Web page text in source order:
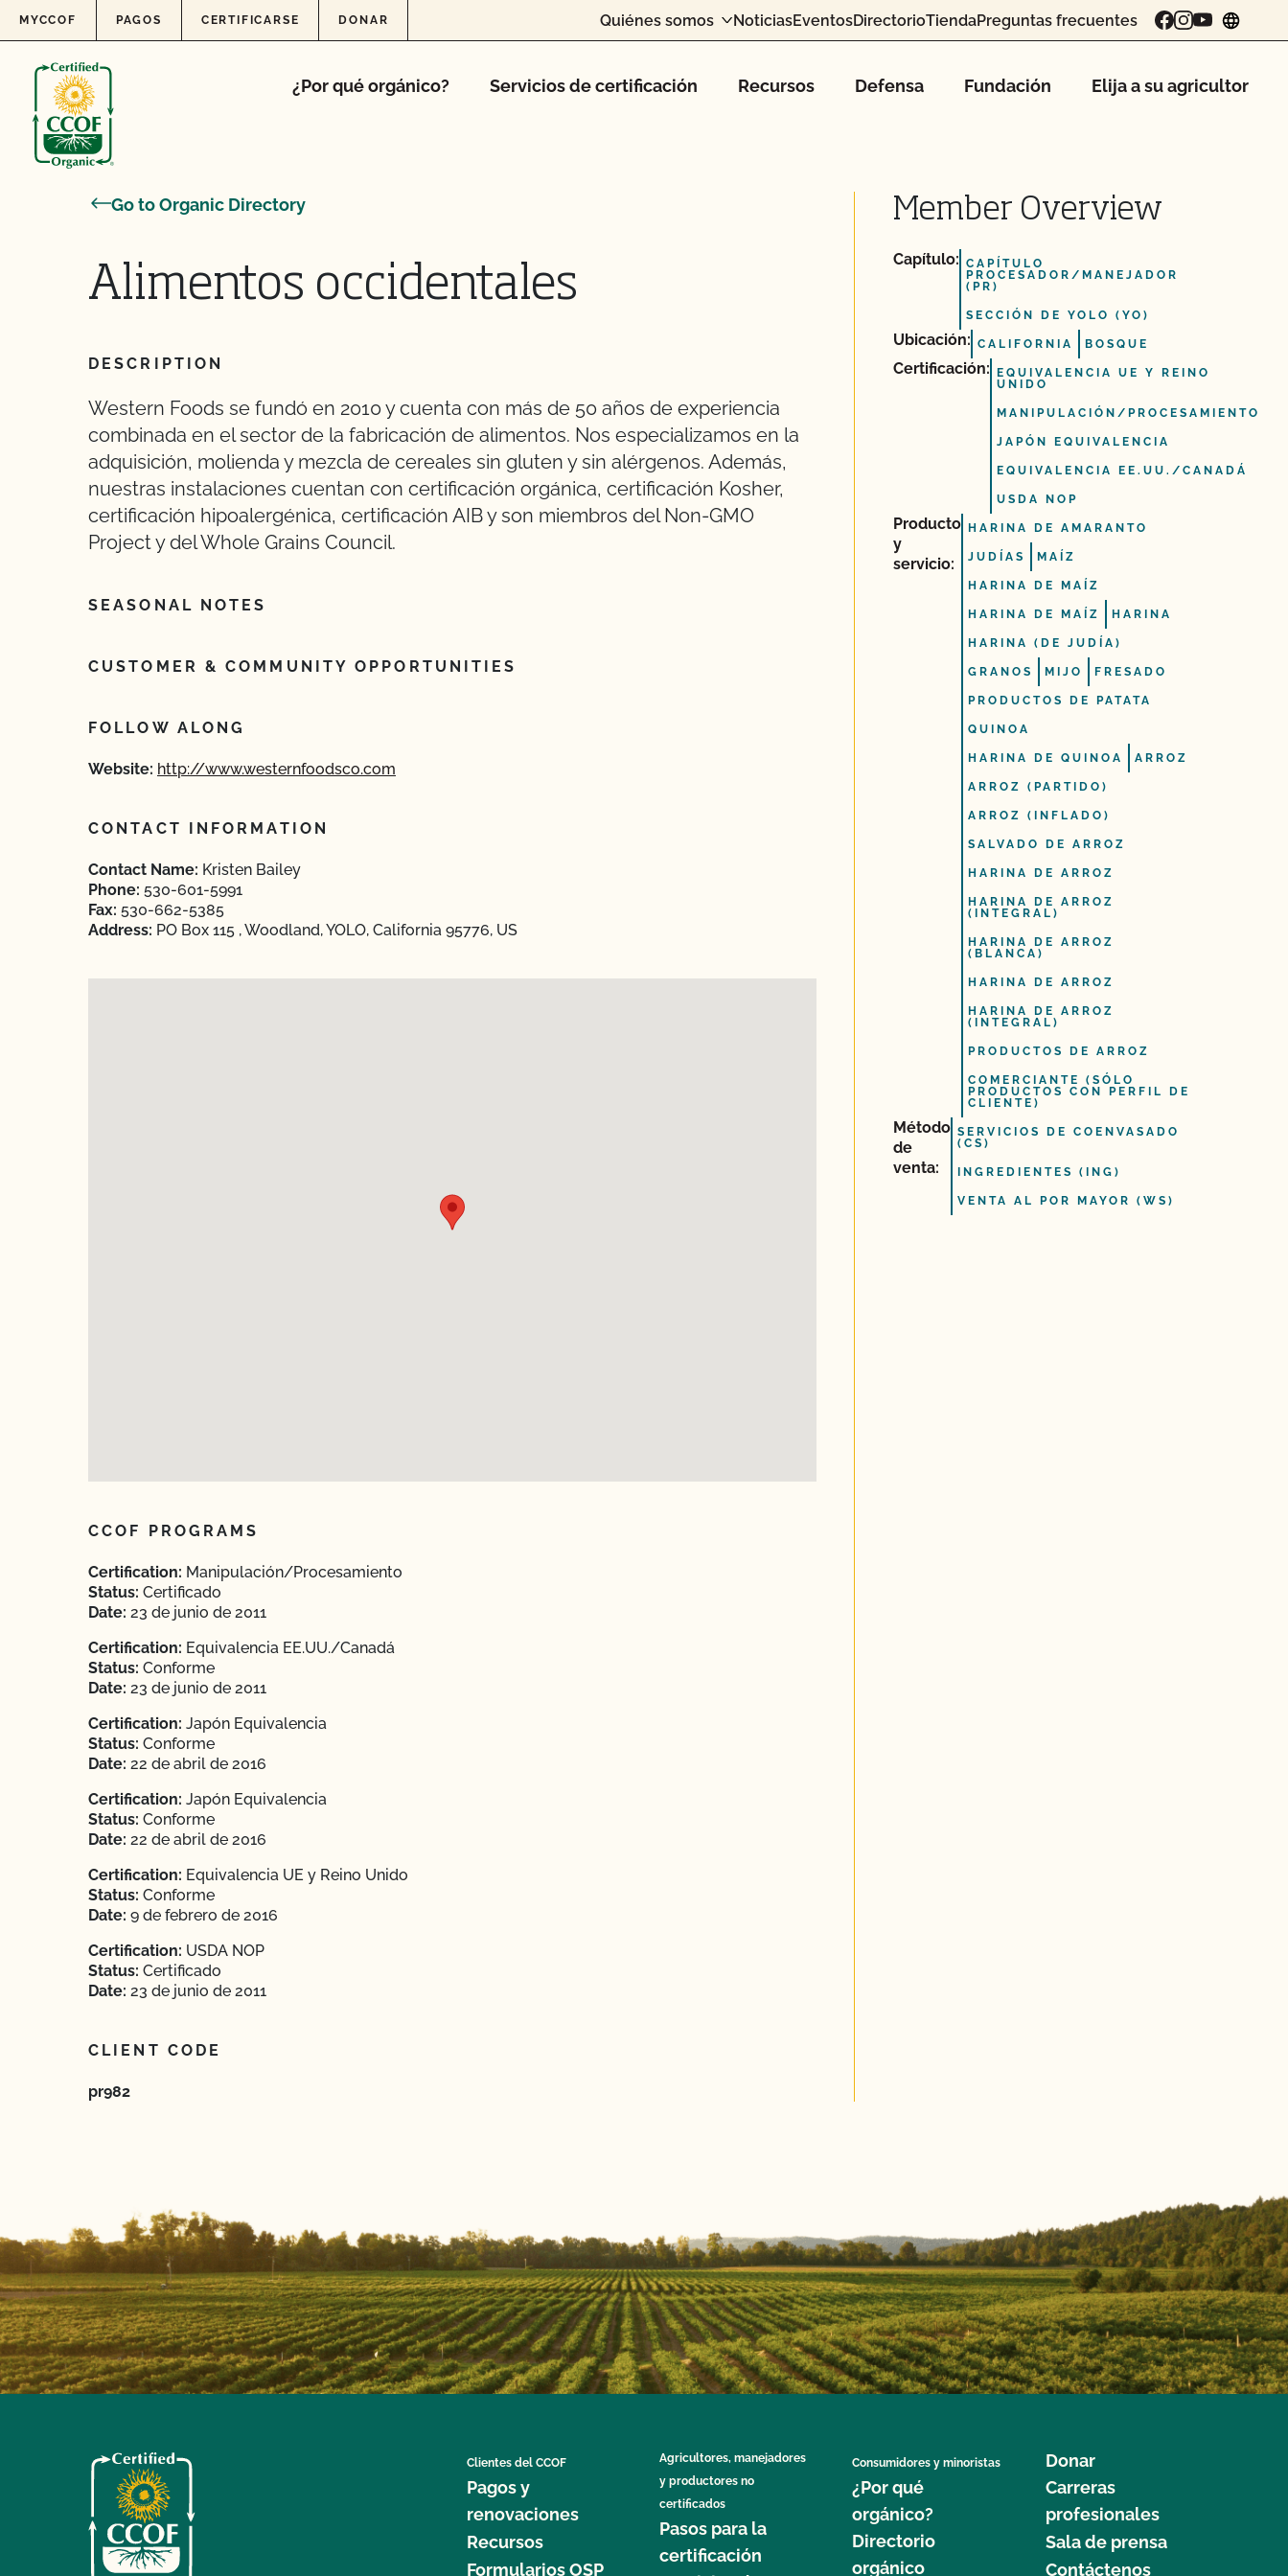
Skip to content
MYCCOF PAGOS CERTIFICARSE DONAR Quiénes somos NoticiasEventosDirectorioTiendaPreguntas frecuentes
¿Por qué orgánico? Servicios de certificación Recursos Defensa Fundación Elija a su agricultor
Go to Organic Directory
Alimentos occidentales
DESCRIPTION
Western Foods se fundó en 2010 y cuenta con más de 50 años de experiencia
combinada en el sector de la fabricación de alimentos. Nos especializamos en la
adquisición, molienda y mezcla de cereales sin gluten y sin alérgenos. Además,
nuestras instalaciones cuentan con certificación orgánica, certificación Kosher,
certificación hipoalergénica, certificación AIB y son miembros del Non-GMO
Project y del Whole Grains Council.
SEASONAL NOTES
CUSTOMER & COMMUNITY OPPORTUNITIES
FOLLOW ALONG
Website: http://www.westernfoodsco.com
CONTACT INFORMATION
Contact Name: Kristen Bailey
Phone: 530-601-5991
Fax: 530-662-5385
Address: PO Box 115 , Woodland, YOLO, California 95776, US
CCOF PROGRAMS
Certification: Manipulación/Procesamiento
Status: Certificado
Date: 23 de junio de 2011
Certification: Equivalencia EE.UU./Canadá
Status: Conforme
Date: 23 de junio de 2011
Certification: Japón Equivalencia
Status: Conforme
Date: 22 de abril de 2016
Certification: Japón Equivalencia
Status: Conforme
Date: 22 de abril de 2016
Certification: Equivalencia UE y Reino Unido
Status: Conforme
Date: 9 de febrero de 2016
Certification: USDA NOP
Status: Certificado
Date: 23 de junio de 2011
CLIENT CODE
pr982
Member Overview
Capítulo: CAPÍTULO
PROCESADOR/MANEJADOR
(PR)
SECCIÓN DE YOLO (YO)
Ubicación: CALIFORNIA BOSQUE
Certificación:
EQUIVALENCIA UE Y REINO
UNIDO
MANIPULACIÓN/PROCESAMIENTO
JAPÓN EQUIVALENCIA
EQUIVALENCIA EE.UU./CANADÁ
USDA NOP
Producto
y
servicio:
HARINA DE AMARANTO
JUDÍAS MAÍZ
HARINA DE MAÍZ
HARINA DE MAÍZ HARINA
HARINA (DE JUDÍA)
GRANOS MIJO FRESADO
PRODUCTOS DE PATATA
QUINOA
HARINA DE QUINOA ARROZ
ARROZ (PARTIDO)
ARROZ (INFLADO)
SALVADO DE ARROZ
HARINA DE ARROZ
HARINA DE ARROZ
(INTEGRAL)
HARINA DE ARROZ
(BLANCA)
HARINA DE ARROZ
HARINA DE ARROZ
(INTEGRAL)
PRODUCTOS DE ARROZ
COMERCIANTE (SÓLO
PRODUCTOS CON PERFIL DE
CLIENTE)
Método
de
venta:
SERVICIOS DE COENVASADO
(CS)
INGREDIENTES (ING)
VENTA AL POR MAYOR (WS)
Clientes del CCOF
Pagos y
renovaciones
Recursos
Formularios OSP
Agricultores, manejadores
y productores no
certificados
Pasos para la
certificación
Consumidores y minoristas
¿Por qué
orgánico?
Directorio
orgánico
Donar
Carreras
profesionales
Sala de prensa
Contáctenos